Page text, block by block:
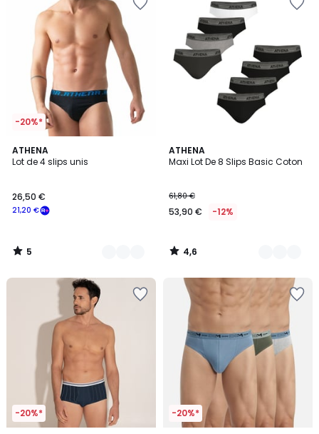
-20%*
ATHENA
Lot de 4 slips unis
21,20 €
26,50 €
5
/
2
Couleurs
5
/
ATHENA
Maxi Lot De 8 Slips Basic Coton
61,80 €
53,90 € -12%
4,6
/ 5
2
Couleurs
4,6
/
-20%* -20%*